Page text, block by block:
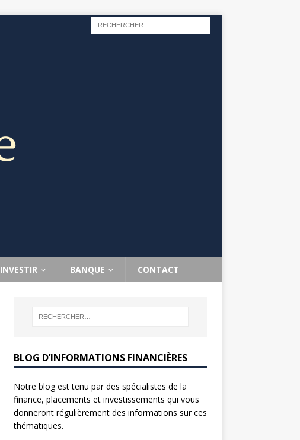
INVESTIR BANQUE CONTACT
BLOG D’INFORMATIONS FINANCIÈRES
Notre blog est tenu par des spécialistes de la
finance, placements et investissements qui vous
donneront régulièrement des informations sur ces
thématiques.